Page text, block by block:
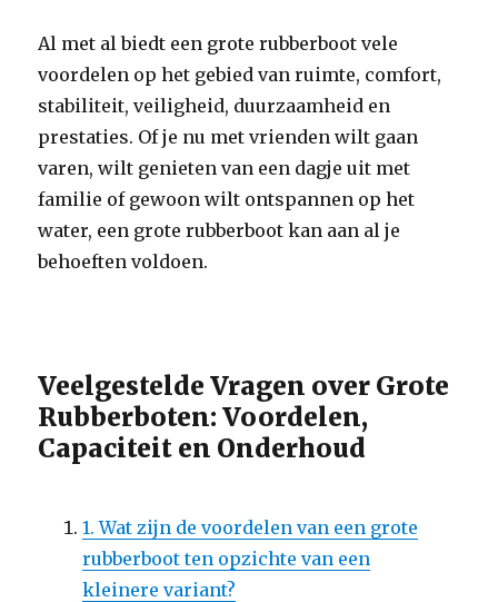
Al met al biedt een grote rubberboot vele
voordelen op het gebied van ruimte, comfort,
stabiliteit, veiligheid, duurzaamheid en
prestaties. Of je nu met vrienden wilt gaan
varen, wilt genieten van een dagje uit met
familie of gewoon wilt ontspannen op het
water, een grote rubberboot kan aan al je
behoeften voldoen.
Veelgestelde Vragen over Grote
Rubberboten: Voordelen,
Capaciteit en Onderhoud
1. Wat zijn de voordelen van een grote
rubberboot ten opzichte van een
kleinere variant?